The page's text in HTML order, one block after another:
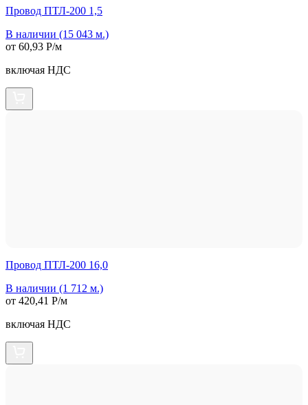
Провод ПТЛ-200 1,5
В наличии (15 043 м.)
от 60,93 Р/м
включая НДС
Провод ПТЛ-200 16,0
В наличии (1 712 м.)
от 420,41 Р/м
включая НДС